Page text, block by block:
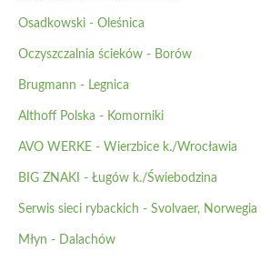
Osadkowski - Oleśnica
Oczyszczalnia ścieków - Borów
Brugmann - Legnica
Althoff Polska - Komorniki
AVO WERKE - Wierzbice k./Wrocławia
BIG ZNAKI - Ługów k./Świebodzina
Serwis sieci rybackich - Svolvaer, Norwegia
Młyn - Dalachów